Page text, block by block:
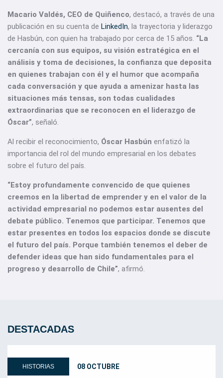
Macario Valdés, CEO de Quiñenco, destacó, a través de una
publicación en su cuenta de LinkedIn, la trayectoria y liderazgo
de Hasbún, con quien ha trabajado por cerca de 15 años. “La
cercanía con sus equipos, su visión estratégica en el
análisis y toma de decisiones, la confianza que deposita
en quienes trabajan con él y el humor que acompaña
cada conversación y que ayuda a amenizar hasta las
situaciones más tensas, son todas cualidades
extraordinarias que se reconocen en el liderazgo de
Óscar”, señaló.
Al recibir el reconocimiento, Óscar Hasbún enfatizó la
importancia del rol del mundo empresarial en los debates
sobre el futuro del país.
“Estoy profundamente convencido de que quienes
creemos en la libertad de emprender y en el valor de la
actividad empresarial no podemos estar ausentes del
debate público. Tenemos que participar. Tenemos que
estar presentes en todos los espacios donde se discute
el futuro del país. Porque también tenemos el deber de
defender ideas que han sido fundamentales para el
progreso y desarrollo de Chile”, afirmó.
DESTACADAS
HISTORIAS 08 OCTUBRE